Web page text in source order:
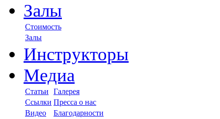
Залы
Стоимость
Залы
Инструкторы
Медиа
Статьи
Галерея
Ссылки Пресса о нас
Видео
Благодарности